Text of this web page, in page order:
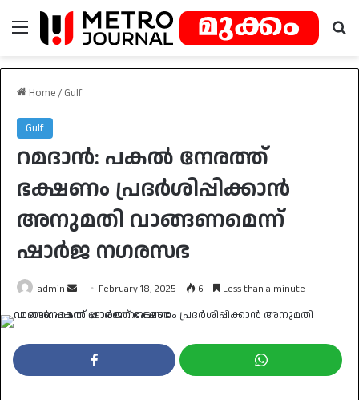
Menu
Home / Gulf
Gulf
റമദാന്‍: പകല്‍ നേരത്ത്
ഭക്ഷണം പ്രദര്‍ശിപ്പിക്കാന്‍
അനുമതി വാങ്ങണമെന്ന്
ഷാര്‍ജ നഗരസഭ
admin
Send
an
February 18, 2025 6 Less than a minute